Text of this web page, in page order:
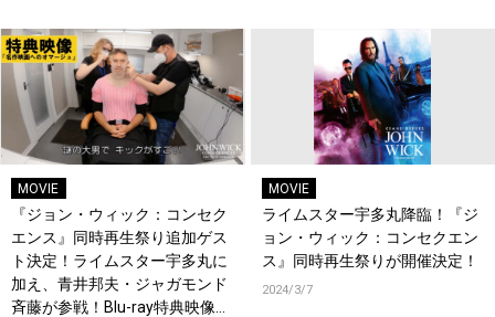
MOVIE
『ジョン・ウィック：コンセク
エンス』同時再生祭り追加ゲス
ト決定！ライムスター宇多丸に
加え、青井邦夫・ジャガモンド
斉藤が参戦！Blu-ray特典映像の
MOVIE
ライムスター宇多丸降臨！『ジ
ョン・ウィック：コンセクエン
ス』同時再生祭りが開催決定！
2024/3/7